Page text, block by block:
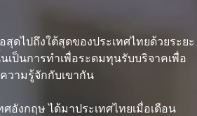
ดไปถึงใต้สุดของประเทศไทยด้วยระยะ
เป็นการทำเพื่อระดมทุนรับบริจาคเพื่อ
วามรู้จักกับเขากัน
อังกฤษ ได้มาประเทศไทยเมื่อเดือน